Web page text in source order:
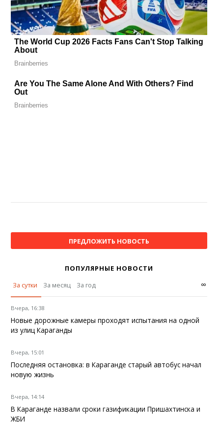
ПРЕДЛОЖИТЬ НОВОСТЬ
ПОПУЛЯРНЫЕ НОВОСТИ
За сутки
За месяц За год ∞
Вчера, 16:38
Новые дорожные камеры проходят испытания на одной
из улиц Караганды
Вчера, 15:01
Последняя остановка: в Караганде старый автобус начал
новую жизнь
Вчера, 14:14
В Караганде назвали сроки газификации Пришахтинска и
ЖБИ